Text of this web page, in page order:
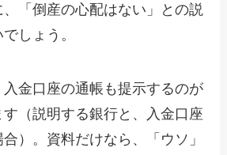
「倒産の心配はない」との説
しょう。
入金口座の通帳も提示するのが
（説明する銀行と、入金口座
）。資料だけなら、「ウソ」